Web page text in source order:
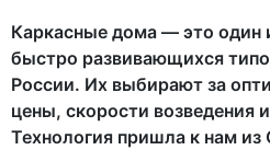
Каркасные дома — это один
быстро развивающихся
России. Их выбирают за
цены, скорости возведения
Технология пришла к нам